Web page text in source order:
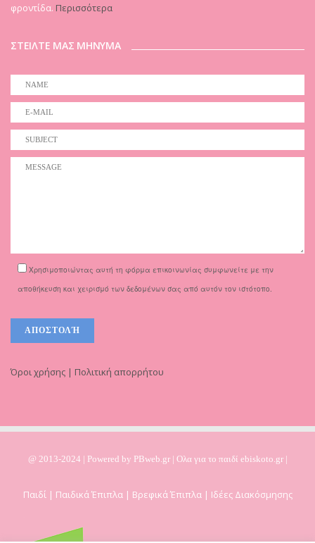
φροντίδα. Περισσότερα
ΣΤΕΙΛΤΕ ΜΑΣ ΜΗΝΥΜΑ
Χρησιμοποιώντας αυτή τη φόρμα επικοινωνίας συμφωνείτε με την
αποθήκευση και χειρισμό των δεδομένων σας από αυτόν τον ιστότοπο.
Όροι χρήσης | Πολιτική απορρήτου
@ 2013-2024 | Powered by PBweb.gr | Ολα για το παιδί ebiskoto.gr |
Παιδί | Παιδικά Έπιπλα | Βρεφικά Έπιπλα | Ιδέες Διακόσμησης